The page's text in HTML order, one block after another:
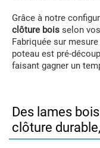
Grâce à notre
clôture bois selon
Fabriquée sur
poteau est pré-
faisant gagner un
Des lames
clôture